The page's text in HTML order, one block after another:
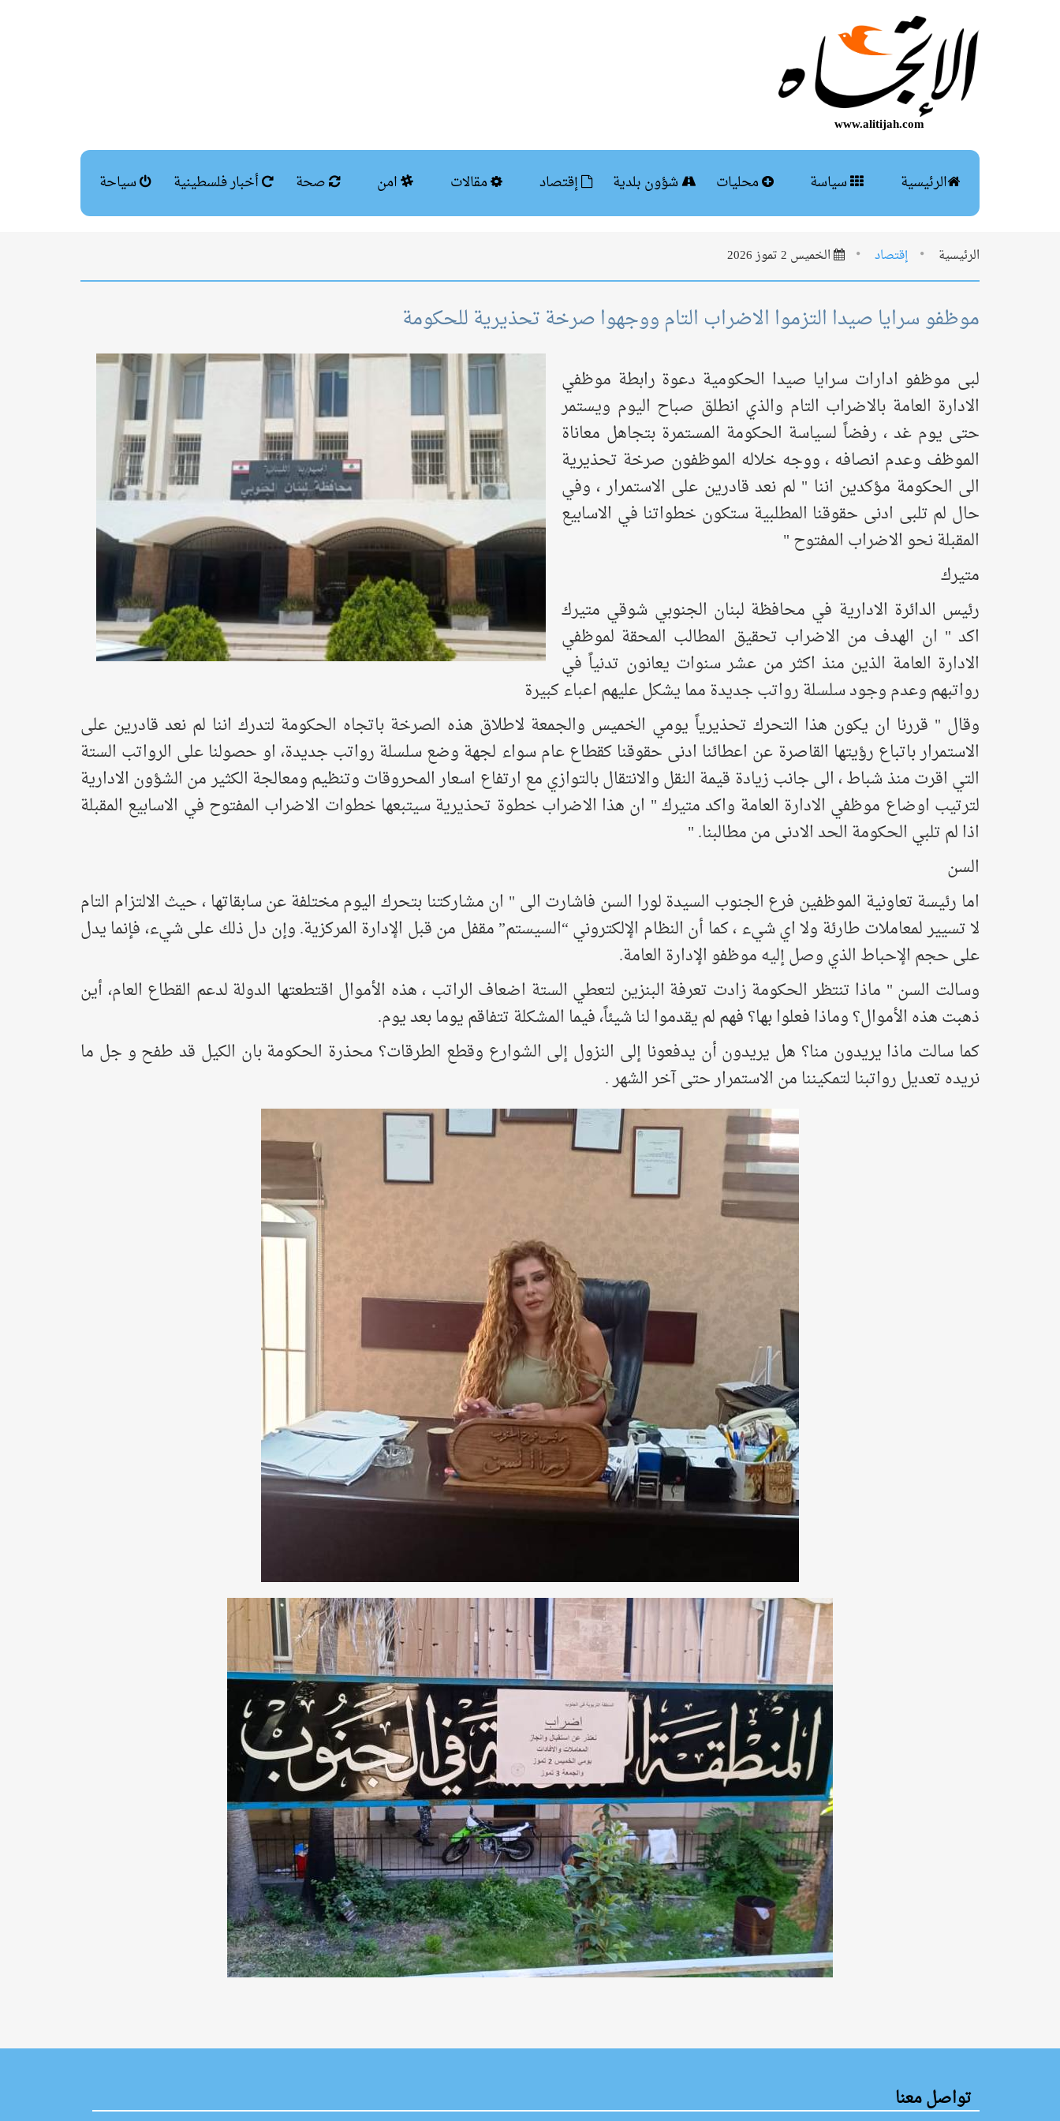
www.alitijah.com
الرئيسية سياسة محليات شؤون بلدية إقتصاد مقالات امن صحة أخبار فلسطينية سياحة
الرئيسية إقتصاد الخميس 2 تموز 2026
موظفو سرايا صيدا التزموا الاضراب التام ووجهوا صرخة تحذيرية للحكومة
لبى موظفو ادارات سرايا صيدا الحكومية دعوة رابطة موظفي
الادارة العامة بالاضراب التام والذي انطلق صباح اليوم ويستمر
حتى يوم غد ، رفضاً لسياسة الحكومة المستمرة بتجاهل معاناة
الموظف وعدم انصافه ، ووجه خلاله الموظفون صرخة تحذيرية
الى الحكومة مؤكدين اننا " لم نعد قادرين على الاستمرار ، وفي
حال لم تلبى ادنى حقوقنا المطلبية ستكون خطواتنا في الاسابيع
المقبلة نحو الاضراب المفتوح "
متيرك
رئيس الدائرة الادارية في محافظة لبنان الجنوبي شوقي متيرك
اكد " ان الهدف من الاضراب تحقيق المطالب المحقة لموظفي
الادارة العامة الذين منذ اكثر من عشر سنوات يعانون تدنياً في
رواتبهم وعدم وجود سلسلة رواتب جديدة مما يشكل عليهم اعباء كبيرة
وقال " قررنا ان يكون هذا التحرك تحذيرياً يومي الخميس والجمعة لاطلاق هذه الصرخة باتجاه الحكومة لتدرك اننا لم نعد قادرين على
الاستمرار باتباع رؤيتها القاصرة عن اعطائنا ادنى حقوقنا كقطاع عام سواء لجهة وضع سلسلة رواتب جديدة، او حصولنا على الرواتب الستة
التي اقرت منذ شباط ، الى جانب زيادة قيمة النقل والانتقال بالتوازي مع ارتفاع اسعار المحروقات وتنظيم ومعالجة الكثير من الشؤون الادارية
لترتيب اوضاع موظفي الادارة العامة واكد متيرك " ان هذا الاضراب خطوة تحذيرية سيتبعها خطوات الاضراب المفتوح في الاسابيع المقبلة
اذا لم تلبي الحكومة الحد الادنى من مطالبنا. "
السن
اما رئيسة تعاونية الموظفين فرع الجنوب السيدة لورا السن فاشارت الى " ان مشاركتنا بتحرك اليوم مختلفة عن سابقاتها ، حيث الالتزام التام
لا تسيير لمعاملات طارئة ولا اي شيء ، كما أن النظام الإلكتروني “السيستم” مقفل من قبل الإدارة المركزية. وإن دل ذلك على شيء، فإنما يدل
على حجم الإحباط الذي وصل إليه موظفو الإدارة العامة.
وسالت السن " ماذا تنتظر الحكومة زادت تعرفة البنزين لتعطي الستة اضعاف الراتب ، هذه الأموال اقتطعتها الدولة لدعم القطاع العام، أين
ذهبت هذه الأموال؟ وماذا فعلوا بها؟ فهم لم يقدموا لنا شيئاً، فيما المشكلة تتفاقم يوما بعد يوم.
كما سالت ماذا يريدون منا؟ هل يريدون أن يدفعونا إلى النزول إلى الشوارع وقطع الطرقات؟ محذرة الحكومة بان الكيل قد طفح و جل ما
نريده تعديل رواتبنا لتمكيننا من الاستمرار حتى آخر الشهر .
تواصل معنا